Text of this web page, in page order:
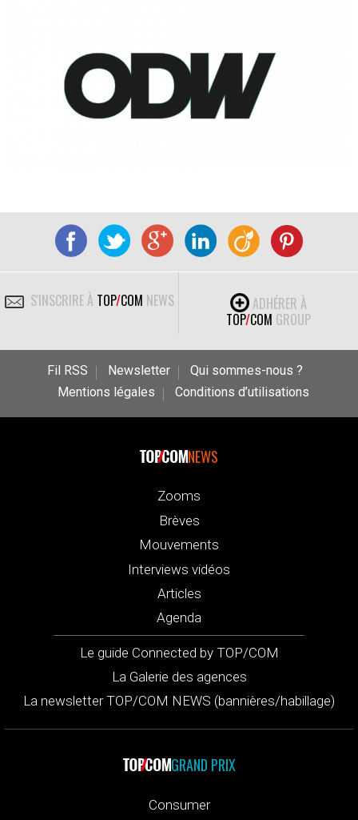
S'INSCRIRE À TOP/COM NEWS
ADHÉRER À
TOP/COM GROUP
Fil RSS Newsletter
Qui sommes-nous ?
Mentions légales
Conditions d’utilisations
NEWS
Zooms
Brèves
Mouvements
Interviews vidéos
Articles
Agenda
Le guide Connected by TOP/COM
La Galerie des agences
La newsletter TOP/COM NEWS (bannières/habillage)
GRAND PRIX
Consumer